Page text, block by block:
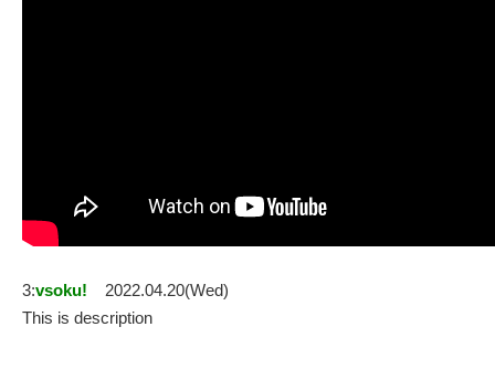
3:vsoku!
2022.04.20(Wed)
This is description